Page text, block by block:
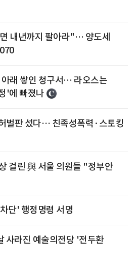
내년까지 팔아라"… 양도세
래 쌓인 청구서… 라오스는
'에 빠졌나
벌판 섰다… 친족성폭력·스토킹
걸린 與 서울 의원들 "정부안
단' 행정명령 서명
사라진 예술의전당 '전두환